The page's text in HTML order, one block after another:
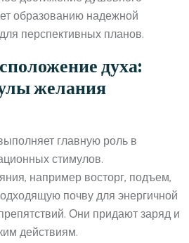
образованию надежной
перспективных планов.
духа:
желания
главную роль в
стимулов.
например восторг, подъем,
почву для энергичной
Они придают заряд и
действиям.